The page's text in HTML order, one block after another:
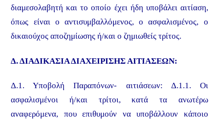
διαμεσολαβητή και το οποίο έχει ήδη υποβάλει αιτίαση,
όπως είναι ο αντισυμβαλλόμενος, ο ασφαλισμένος, ο
δικαιούχος αποζημίωσης ή/και ο ζημιωθείς τρίτος.
Δ. ΔΙΑΔΙΚΑΣΙΑ ΔΙΑΧΕΙΡΙΣΗΣ ΑΙΤΙΑΣΕΩΝ:
Δ.1. Υποβολή Παραπόνων- αιτιάσεων: Δ.1.1. Οι
ασφαλισμένοι ή/και τρίτοι, κατά τα ανωτέρω
αναφερόμενα, που επιθυμούν να υποβάλλουν κάποιο